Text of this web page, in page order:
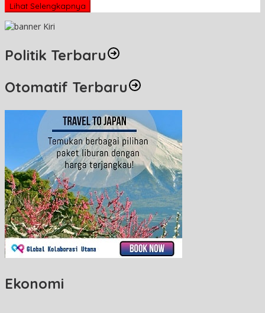
Lihat Selengkapnya
Politik Terbaru
Otomatif Terbaru
Ekonomi